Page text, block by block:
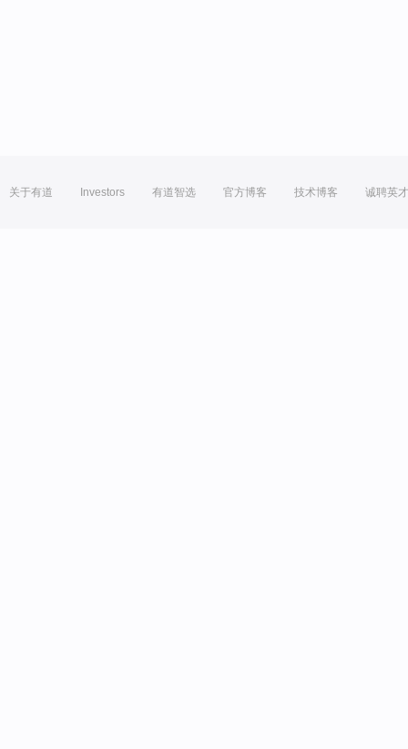
关于有道 Investors 有道智选 官方博客 技术博客 诚聘英才